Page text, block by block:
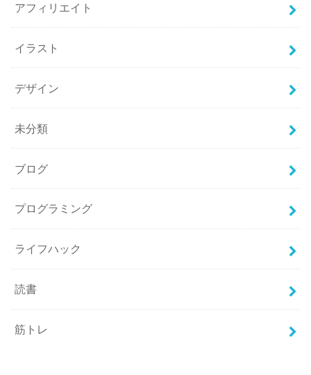
アフィリエイト
イラスト
デザイン
未分類
ブログ
プログラミング
ライフハック
読書
筋トレ